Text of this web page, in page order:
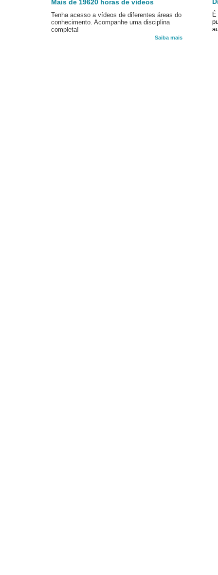
Mais de 19620 horas de vídeos
Tenha acesso a vídeos de diferentes áreas do
conhecimento. Acompanhe uma disciplina
completa!
Saiba mais